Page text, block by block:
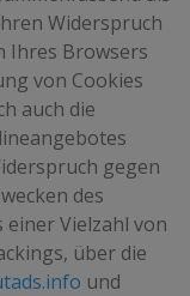
Widerspruch
Ihres Browsers
von Cookies
auch die
gegen
des
Vielzahl von
über die
und